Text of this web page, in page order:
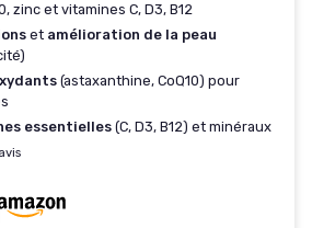
zinc et vitamines C, D3, B12
et amélioration de la peau
(astaxanthine, CoQ10) pour
essentielles(C, D3, B12) et minéraux